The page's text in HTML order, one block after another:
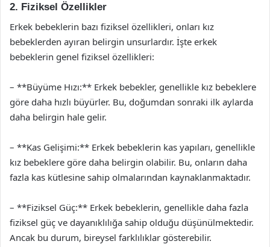
2. Fiziksel Özellikler
Erkek bebeklerin bazı fiziksel özellikleri, onları kız
bebeklerden ayıran belirgin unsurlardır. İşte erkek
bebeklerin genel fiziksel özellikleri:
– **Büyüme Hızı:** Erkek bebekler, genellikle kız bebeklere
göre daha hızlı büyürler. Bu, doğumdan sonraki ilk aylarda
daha belirgin hale gelir.
– **Kas Gelişimi:** Erkek bebeklerin kas yapıları, genellikle
kız bebeklere göre daha belirgin olabilir. Bu, onların daha
fazla kas kütlesine sahip olmalarından kaynaklanmaktadır.
– **Fiziksel Güç:** Erkek bebeklerin, genellikle daha fazla
fiziksel güç ve dayanıklılığa sahip olduğu düşünülmektedir.
Ancak bu durum, bireysel farklılıklar gösterebilir.